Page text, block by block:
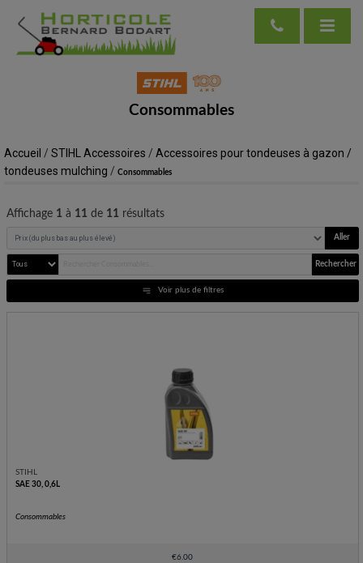
Consommables
Accueil / STIHL Accessoires / Accessoires pour tondeuses à gazon /
tondeuses mulching / Consommables
Affichage 1à 11de 11résultats
Aller
Rechercher
Voir plus de filtres
STIHL
SAE 30, 0,6L
Consommables
€6.00